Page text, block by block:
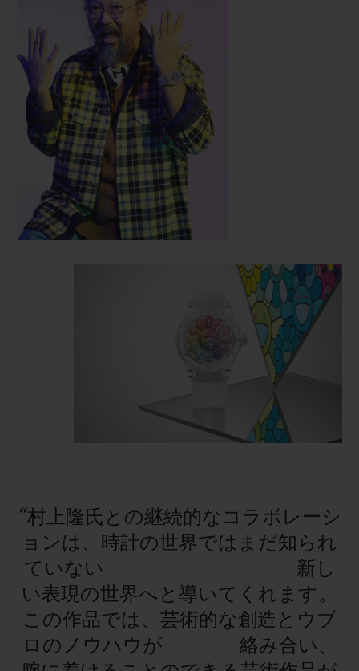
45 ㎜のケースには、ウブロが開発した技
術的 偉業であるサファイアクリスタルが採用
されています。
「お花」は、文字盤から浮かび上がるような立体
的な顔の上で、茶目っ気たっぷりの笑顔を見
せ、 12枚の色とりどりの花びらがこの顔の周り
を回っています。
このカラフルな色合いは、ルビ
ー、ピンクサファイア、アメジスト、ブルーサフ
ァイア、ツァボライト、イエローサファイア、オ
レンジサファイア など、虹色を表現する 487個
の石をセットすることで実現しています。ウブロ
のエンジニアが特別に開発したボールベアリング
システムにより、サファイアクリスタルの下で花
びらが回転し、村上隆氏の「お花」に命が吹き込
この時計の心臓部には、ニヨンの時計職人が開発
り、約72時間のパワーリザーブを備えています。
現代美術の関係者を魅了する 「 クラシック・フュ
ージョン タカシムラカミ
レインボ
ー」は、世界 100本限定です。
“村上隆氏との継続的なコラボレーシ
ョンは、時計の世界ではまだ知られ
ていない 新し
い表現の世界へと導いてくれます。
この作品では、芸術的な創造とウブ
ロのノウハウが 絡み合い、